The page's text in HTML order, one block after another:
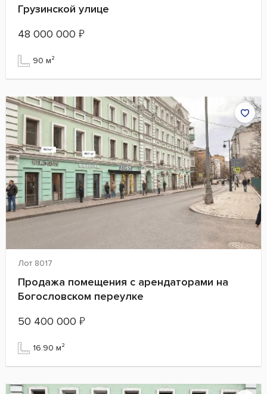
Грузинской улице
48 000 000 ₽
90 м²
Лот 8017
Продажа помещения с арендаторами на
Богословском переулке
50 400 000 ₽
16.90 м²